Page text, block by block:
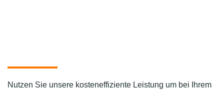
Nutzen Sie unsere kosteneffiziente Leistung um bei Ihrem